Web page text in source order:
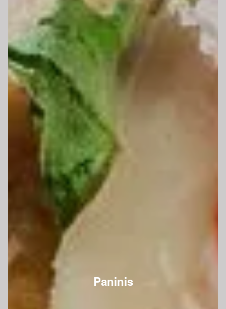
Paninis